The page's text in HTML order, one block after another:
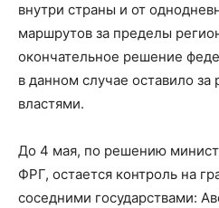
внутри страны и от
маршрутов за пределы
окончательное решение
в данном случае оставило
властями.
До 4 мая, по решению
ФРГ, остается контроль на
соседними государствами: